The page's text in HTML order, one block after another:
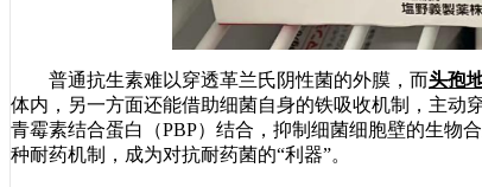
普通抗生素难以穿透革兰氏阴性菌的外膜，而头孢
体内，另一方面还能借助细菌自身的铁吸收机制，主动
青霉素结合蛋白（PBP）结合，抑制细菌细胞壁的生物
种耐药机制，成为对抗耐药菌的“利器”。